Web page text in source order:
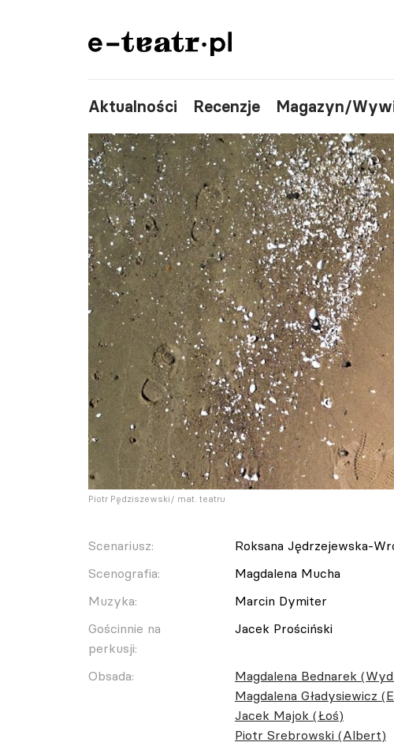
Aktualności Recenzje Magazyn/
Piotr Pędziszewski/ mat. teatru
Scenariusz:
Roksana Jędrzejewska-
Scenografia:
Magdalena Mucha
Muzyka:
Marcin Dymiter
Gościnnie na
perkusji:
Jacek Prościński
Obsada:
Magdalena Bednarek
Magdalena Gładysiewicz
Jacek Majok (Łoś)
Piotr Srebrowski (Albert)